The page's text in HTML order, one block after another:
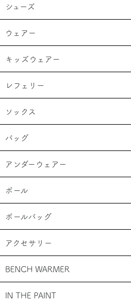
シューズ
ウェアー
キッズウェアー
レフェリー
ソックス
バッグ
アンダーウェアー
ボール
ボールバッグ
アクセサリー
BENCH WARMER
IN THE PAINT